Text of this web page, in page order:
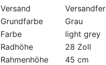
Versand
Grundfarbe
Grau
Farbe
light grey
Radhöhe
28 Zoll
Rahmenhöhe
45 cm